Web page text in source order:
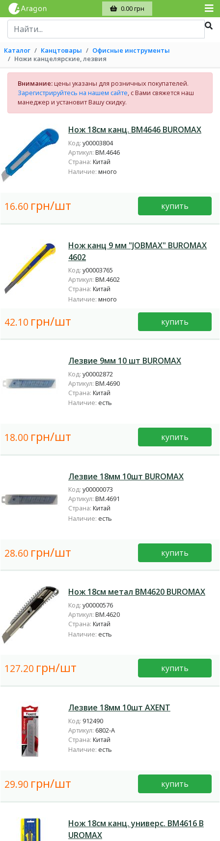
0.00 грн
Каталог Канцтовары
Офисные инструменты
Ножи канцелярские, лезвия
Внимание:цены указаны для розничных покупателей.
Зарегистрируйтесь на нашем сайте, с Вами свяжется наш
манеджер и установит Вашу скидку.
Нож 18см канц. BM4646 BUROMAX
Код: у00003804
Артикул: BM.4646
Страна: Китай
Наличие: много
16.60 грн/шт купить
Нож канц 9 мм "JOBMAX" BUROMAX
4602
Код: у00003765
Артикул: BM.4602
Страна: Китай
Наличие: много
42.10 грн/шт купить
Лезвие 9мм 10 шт BUROMAX
Код: у00002872
Артикул: BM.4690
Страна: Китай
Наличие: есть
18.00 грн/шт купить
Лезвие 18мм 10шт BUROMAX
Код: у00000073
Артикул: BM.4691
Страна: Китай
Наличие: есть
28.60 грн/шт купить
Нож 18см метал BM4620 BUROMAX
Код: у00000576
Артикул: BM.4620
Страна: Китай
Наличие: есть
127.20 грн/шт купить
Лезвие 18мм 10шт AXENT
Код: 912490
Артикул: 6802-А
Страна: Китай
Наличие: есть
29.90 грн/шт купить
Нож 18см канц. универс. BM4616 B
UROMAX